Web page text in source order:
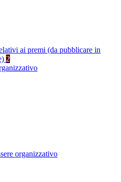
ai premi (da pubblicare in
2
organizzativo